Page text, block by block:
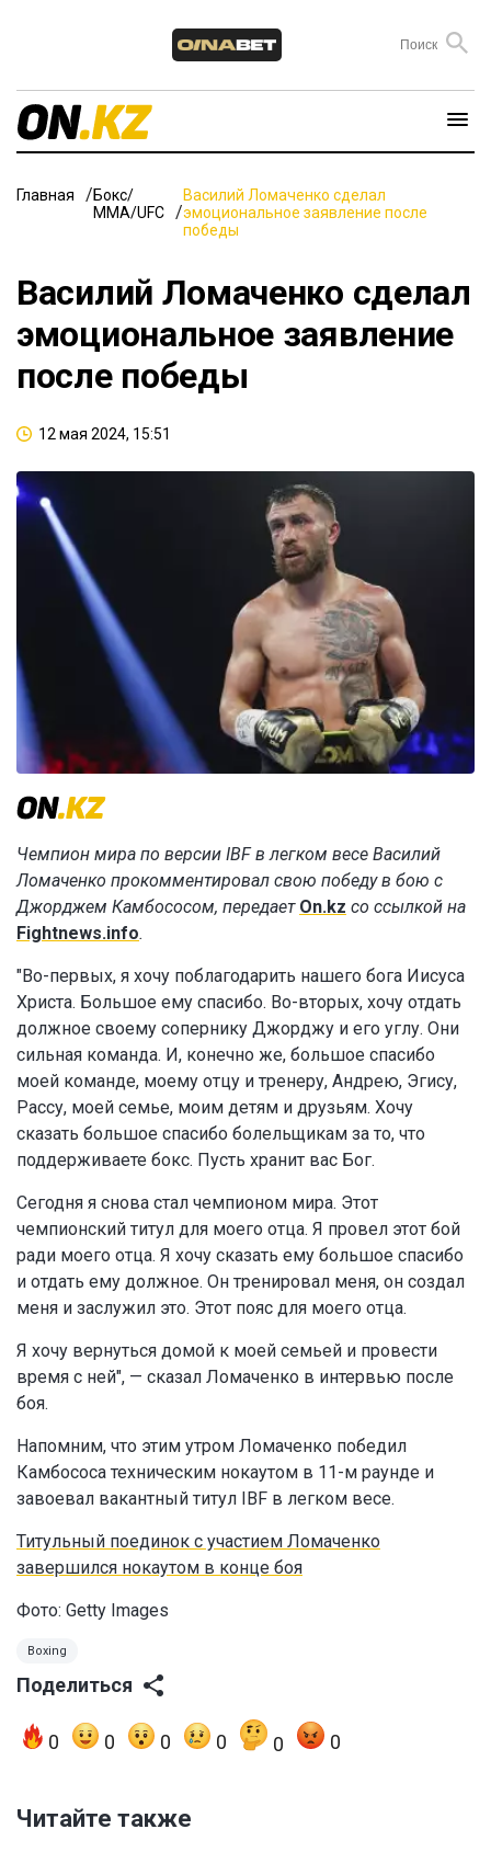
Главная
Бокс/
ММА/UFC
Василий Ломаченко сделал
эмоциональное заявление после
победы
Василий Ломаченко сделал
эмоциональное заявление
после победы
12 мая 2024, 15:51
Чемпион мира по версии IBF в легком весе Василий
Ломаченко прокомментировал свою победу в бою с
Джорджем Камбососом, передает On.kz со ссылкой на
Fightnews.info.
"Во-первых, я хочу поблагодарить нашего бога Иисуса
Христа. Большое ему спасибо. Во-вторых, хочу отдать
должное своему сопернику Джорджу и его углу. Они
сильная команда. И, конечно же, большое спасибо
моей команде, моему отцу и тренеру, Андрею, Эгису,
Рассу, моей семье, моим детям и друзьям. Хочу
сказать большое спасибо болельщикам за то, что
поддерживаете бокс. Пусть хранит вас Бог.
Сегодня я снова стал чемпионом мира. Этот
чемпионский титул для моего отца. Я провел этот бой
ради моего отца. Я хочу сказать ему большое спасибо
и отдать ему должное. Он тренировал меня, он создал
меня и заслужил это. Этот пояс для моего отца.
Я хочу вернуться домой к моей семьей и провести
время с ней", — сказал Ломаченко в интервью после
боя.
Напомним, что этим утром Ломаченко победил
Камбососа техническим нокаутом в 11-м раунде и
завоевал вакантный титул IBF в легком весе.
Титульный поединок с участием Ломаченко
завершился нокаутом в конце боя
Фото: Getty Images
Boxing
Поделиться
0 0 0 0 0 0
Читайте также